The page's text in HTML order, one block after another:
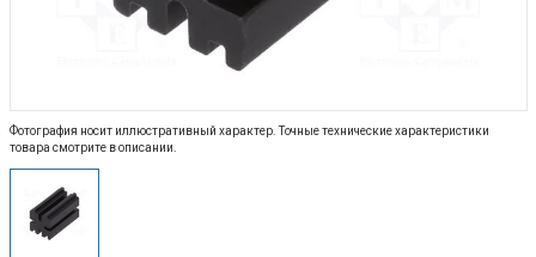
Фотография носит иллюстративный характер. Точные технические характеристики
товара смотрите в описании.